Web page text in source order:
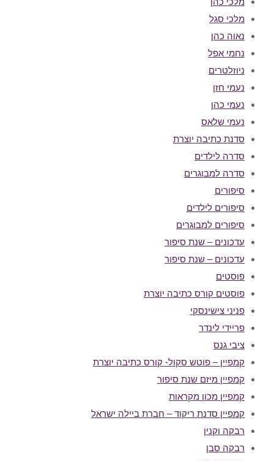
מלכי סגל
נאוה כהן
נחמי אפל
ניוזלטרים
נעמי חזן
נעמי כהן
נעמי שלאס
סדנת כתיבה יוצרת
סדרה לילדים
סדרה למבוגרים
סיפורים
סיפורים לילדים
סיפורים למבוגרים
עדכונים – שנת סיפור
עדכונים – שנת סיפור
פוסטים
פוסטים קורס כתיבה יוצרת
פניני צישינסקי
פריידי לינדר
ציבי גנס
קמפיין – פוטש סקול- קורס כתיבה יוצרת
קמפיין מיזם שנת סיפור
קמפיין מכון מקראות
קמפיין סדנת ריקוד – חברת ביילה ישראל
רבקה וקנין
רבקה סבן